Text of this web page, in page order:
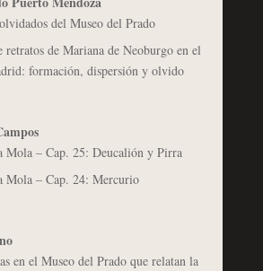
del Museo del Prado
retratos de Mariana de Neoburgo en el
formación, dispersión y olvido
Mola – Cap. 25: Deucalión y Pirra
Mola – Cap. 24: Mercurio
en el Museo del Prado que relatan la